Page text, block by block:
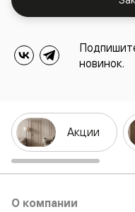
новинок.
Акции
О компании